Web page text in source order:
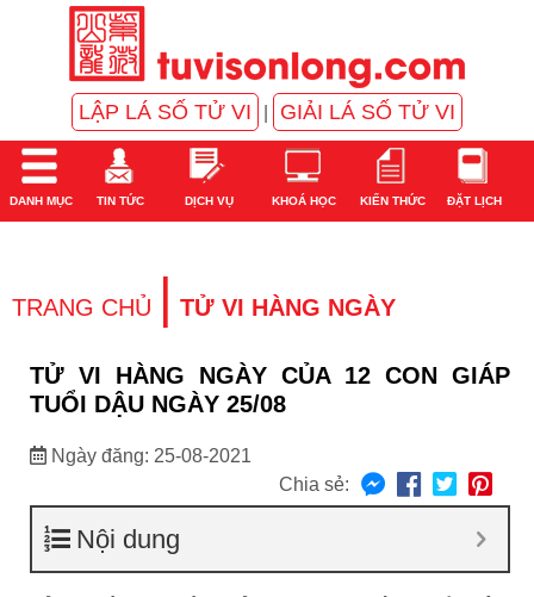
LẬP LÁ SỐ TỬ VI GIẢI LÁ SỐ TỬ VI
DANH MỤC TIN TỨC DỊCH VỤ KHOÁ HỌC KIẾN THỨC ĐẶT LỊCH
TRANG CHỦ | TỬ VI HÀNG NGÀY
TỬ VI HÀNG NGÀY CỦA 12 CON GIÁP
TUỔI DẬU NGÀY 25/08
Ngày đăng: 25-08-2021
Chia sẻ:
Nội dung